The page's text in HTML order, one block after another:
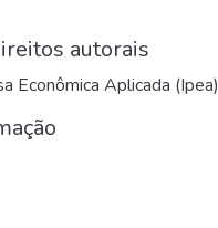
autorais
Econômica Aplicada (Ipea)